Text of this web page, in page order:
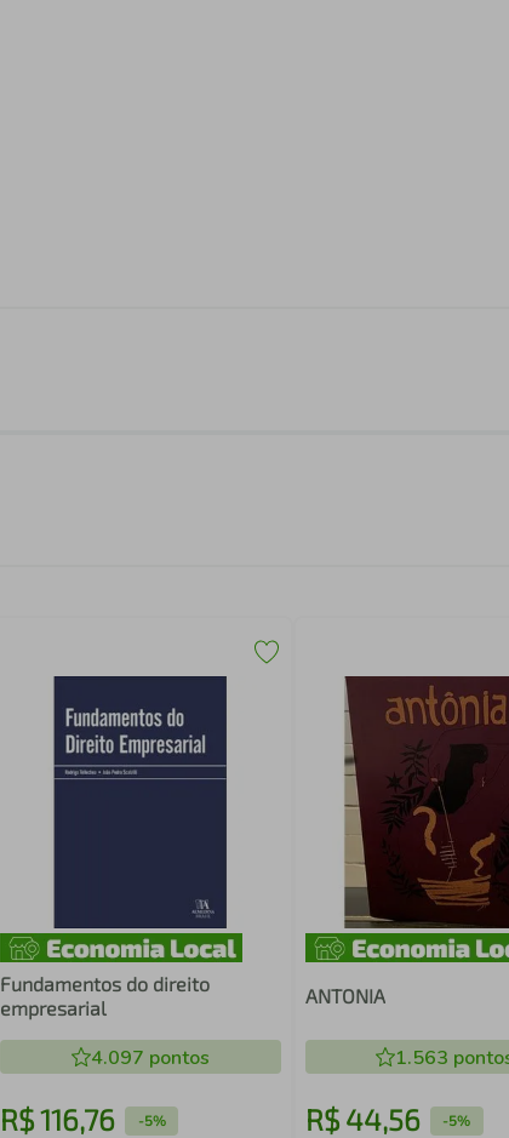
Fundamentos do direito
empresarial
4.097 pontos
R$116,76 -5%
ANTONIA
1.563
R$ 44,56 -5%